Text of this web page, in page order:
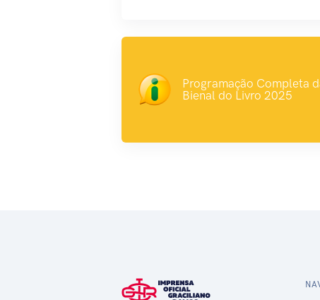
Programação Completa
Bienal do Livro 2025